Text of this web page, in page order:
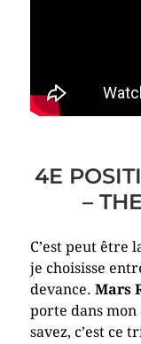
4E
–
C’est peut être
je choisisse
devance. Mars
porte dans mon
savez, c’est ce